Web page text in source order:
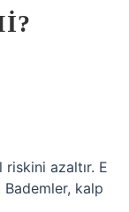
azaltır. E
kalp